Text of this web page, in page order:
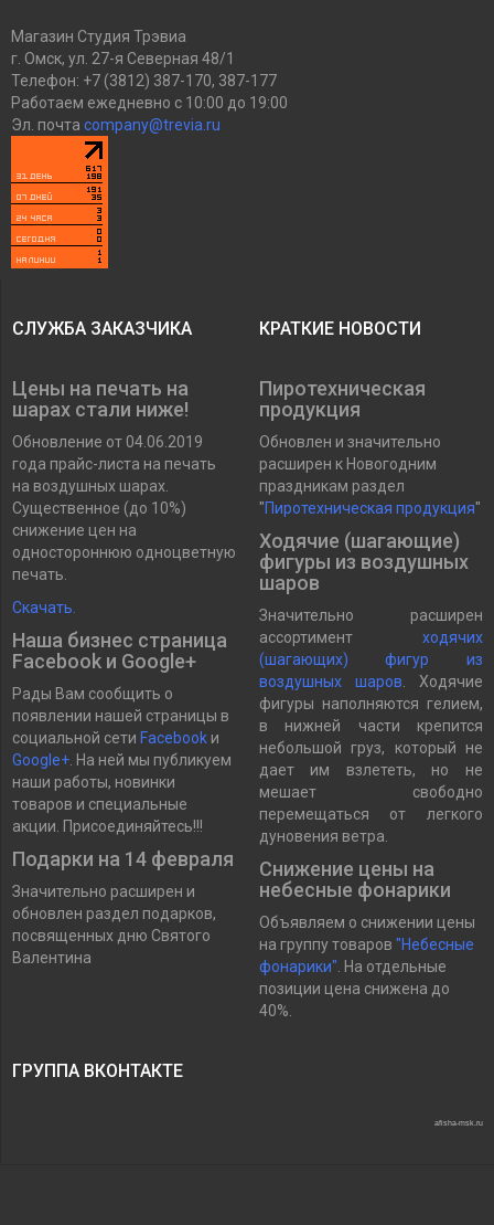
Магазин Студия Трэвиа
г. Омск, ул. 27-я Северная 48/1
Телефон: +7 (3812) 387-170, 387-177
Работаем ежедневно с 10:00 до 19:00
Эл. почта company@trevia.ru
СЛУЖБА ЗАКАЗЧИКА
Цены на печать на
шарах стали ниже!
Обновление от 04.06.2019
года прайс-листа на печать
на воздушных шарах.
Существенное (до 10%)
снижение цен на
одностороннюю одноцветную
печать.
Скачать.
Наша бизнес страница
Facebook и Google+
Рады Вам сообщить о
появлении нашей страницы в
социальной сети Facebook и
Google+ . На ней мы публикуем
наши работы, новинки
товаров и специальные
акции. Присоединяйтесь!!!
Подарки на 14 февраля
Значительно расширен и
обновлен раздел подарков,
посвященных дню Святого
Валентина
КРАТКИЕ НОВОСТИ
Пиротехническая
продукция
Обновлен и значительно
расширен к Новогодним
праздникам раздел
"Пиротехническая продукция"
Ходячие (шагающие)
фигуры из воздушных
шаров
Значительно расширен
ассортимент ходячих
(шагающих) фигур из
воздушных шаров . Ходячие
фигуры наполняются гелием,
в нижней части крепится
небольшой груз, который не
дает им взлететь, но не
мешает свободно
перемещаться от легкого
дуновения ветра.
Снижение цены на
небесные фонарики
Объявляем о снижении цены
на группу товаров "Небесные
фонарики" . На отдельные
позиции цена снижена до
40%.
ГРУППА ВКОНТАКТЕ
afisha-msk.ru